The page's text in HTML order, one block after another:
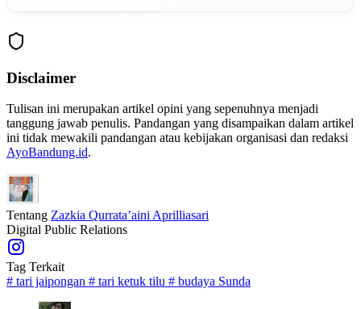
Disclaimer
Tulisan ini merupakan artikel opini yang sepenuhnya menjadi
tanggung jawab penulis. Pandangan yang disampaikan dalam artikel
ini tidak mewakili pandangan atau kebijakan organisasi dan redaksi
AyoBandung.id.
Tentang Zazkia Qurrata’aini Aprilliasari
Digital Public Relations
Tag Terkait
# tari jaipongan # tari ketuk tilu # budaya Sunda